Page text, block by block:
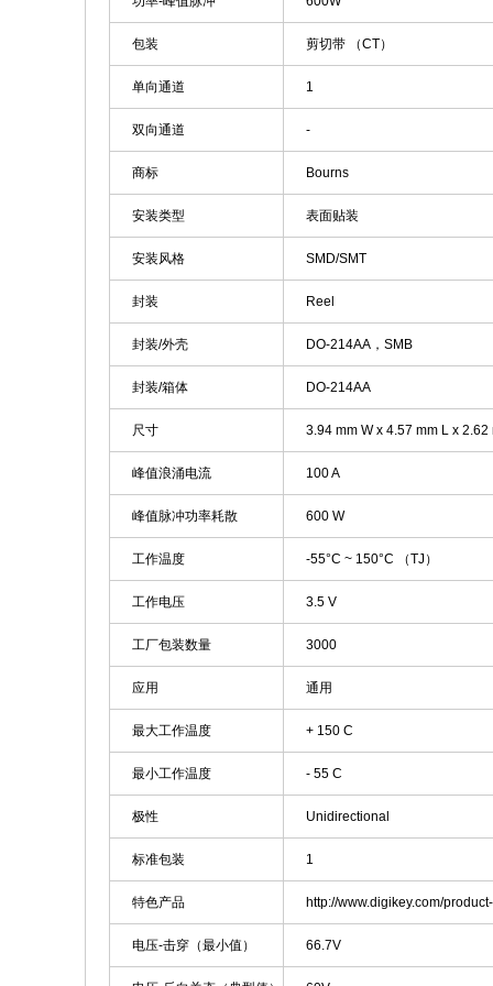
包装 剪切带 （CT）
单向通道 1
双向通道 -
商标 Bourns
安装类型 表面贴装
安装风格 SMD/SMT
封装 Reel
封装/外壳 DO-214AA，SMB
封装/箱体 DO-214AA
尺寸 3.94 mm W x 4.57 mm L x 2.62
峰值浪涌电流 100 A
峰值脉冲功率耗散 600 W
工作温度 -55°C ~ 150°C （TJ）
工作电压 3.5 V
工厂包装数量 3000
应用 通用
最大工作温度 + 150 C
最小工作温度 - 55 C
极性 Unidirectional
标准包装 1
特色产品 http://www.digikey.com/
电压-击穿（最小值） 66.7V